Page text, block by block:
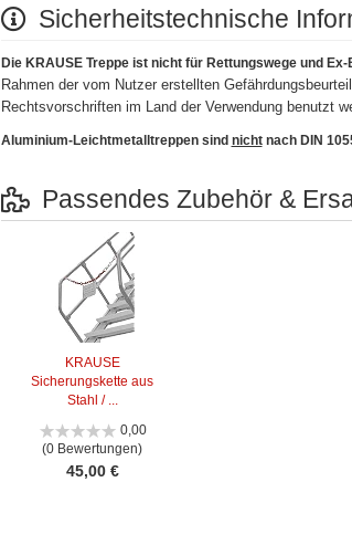
Sicherheitstechnische
Die KRAUSE Treppe ist nicht für Rettungswege und
Rahmen der vom Nutzer erstellten
Rechtsvorschriften im Land der Verwendung benutzt
Aluminium-Leichtmetalltreppen sind nichtnach DIN
Passendes Zubehör &
KRAUSE
Sicherungskette aus
Stahl / ...
0,00
(0 Bewertungen)
45,00 €